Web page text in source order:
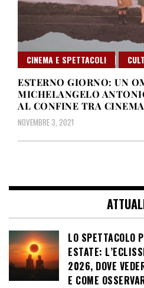
CINEMA E SPETTACOLI
ESTERNO GIORNO: UN
MICHELANGELO
AL CONFINE TRA
NOVEMBRE 3, 2021
LO SPETTACOLO
ESTATE:
2026, DOVE
E COME